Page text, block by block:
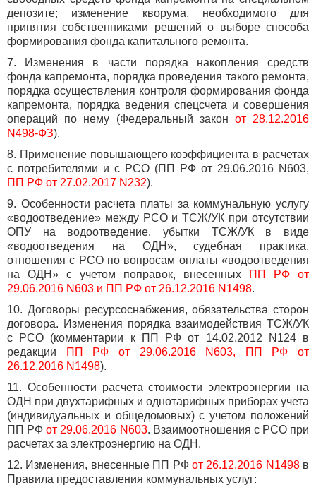
депозите; изменение кворума, необходимого для
принятия собственниками решений о выборе способа
формирования фонда капитального ремонта.
7. Изменения в части порядка накопления средств
фонда капремонта, порядка проведения такого ремонта,
порядка осуществления контроля формирования фонда
капремонта, порядка ведения спецсчета и совершения
операций по нему (Федеральный закон от 28.12.2016
N498-ФЗ).
8. Применение повышающего коэффициента в расчетах
с потребителями и с РСО (ПП РФ от 29.06.2016 N603,
ПП РФ от 27.02.2017 N232).
9. Особенности расчета платы за коммунальную услугу
«водоотведение» между РСО и ТСЖ/УК при отсутствии
ОПУ на водоотведение, убытки ТСЖ/УК в виде
«водоотведения на ОДН», судебная практика,
отношения с РСО по вопросам оплаты «водоотведения
на ОДН» с учетом поправок, внесенных
ПП РФ от
29.06.2016 N603 и ПП РФ от 26.12.2016 N1498.
10. Договоры ресурсоснабжения, обязательства сторон
договора. Изменения порядка взаимодействия ТСЖ/УК
с РСО (комментарии к ПП РФ от 14.02.2012 N124 в
редакции
ПП РФ от 29.06.2016 N603, ПП РФ от
26.12.2016 N1498).
11. Особенности расчета стоимости электроэнергии на
ОДН при двухтарифных и однотарифных приборах учета
(индивидуальных и общедомовых) с учетом положений
ПП РФот 29.06.2016 N603. Взаимоотношения с РСО при
расчетах за электроэнергию на ОДН.
12. Изменения, внесенные ПП РФ от 26.12.2016 N1498в
Правила предоставления коммунальных услуг: